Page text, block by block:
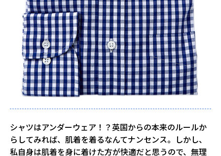
シャツはアンダーウェア！？英国からの本来のルールか
らしてみれば、肌着を着るなんてナンセンス。しかし、
私自身は肌着を身に着けた方が快適だと思うので、無理